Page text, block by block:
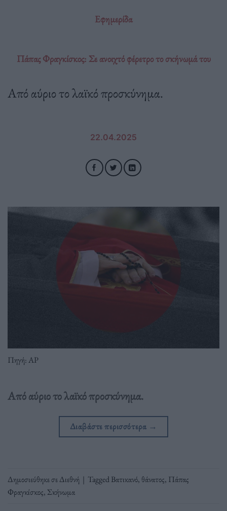
Εφημερίδα
Πάπας Φραγκίσκος: Σε ανοιχτό φέρετρο το σκήνωμά του
Από αύριο το λαϊκό προσκύνημα.
22.04.2025
Πηγή: AP
Από αύριο το λαϊκό προσκύνημα.
Διαβάστε περισσότερα →
Δημοσιεύθηκε σεΔιεθνή | TaggedΒατικανό, θάνατος, Πάπας
Φραγκίσκος, Σκήνωμα